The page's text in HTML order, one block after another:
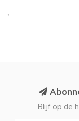
'
Blijf op de